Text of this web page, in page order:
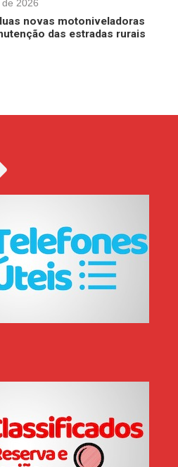
2026
novas motoniveladoras
das estradas rurais